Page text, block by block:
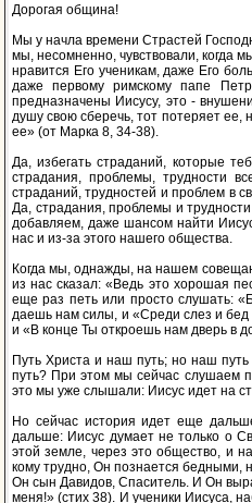
Дорогая община!
Мы у начла времени Страстей
мы, несомненно, чувствовали, когда
нравится Его ученикам, даже Его
даже первому римскому папе
предназначены Иисусу, это -
душу свою сберечь, тот потеряет ее,
ее» (от Марка 8, 34-38).
Да, избегать страданий, которые
страдания, проблемы, трудности
страданий, трудностей и проблем в
Да, страдания, проблемы и
добавляем, даже шансом найти
нас и из-за этого нашего общества.
Когда мы, однажды, на нашем
из нас сказал: «Ведь это хорошая
еще раз петь или просто слушать:
даешь нам силы, и «Среди слез и бед
и «В конце Ты откроешь нам дверь в
Путь Христа и наш путь; но наш
путь? При этом мы сейчас слушаем
это мы уже слышали: Иисус идет на
Но сейчас история идет еще
дальше: Иисус думает не только о
этой земле, через это общество, и
кому трудно, Он познается бедными,
Он сын Давидов, Спаситель. И Он
меня!» (стих 38). И ученики Иисуса,